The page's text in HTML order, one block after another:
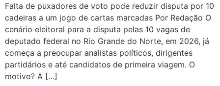
Falta de puxadores de voto pode reduzir disputa por 10
cadeiras a um jogo de cartas marcadas Por Redação O
cenário eleitoral para a disputa pelas 10 vagas de
deputado federal no Rio Grande do Norte, em 2026, já
começa a preocupar analistas políticos, dirigentes
partidários e até candidatos de primeira viagem. O
motivo? A […]